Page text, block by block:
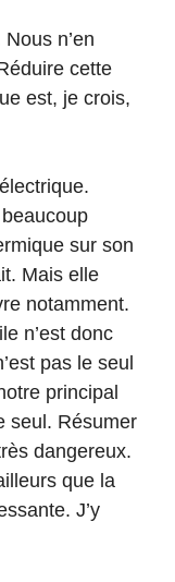
n’en
cette
est, je crois,
sur son
Mais elle
notamment.
n’est donc
pas le seul
principal
seul. Résumer
dangereux.
que la
J’y